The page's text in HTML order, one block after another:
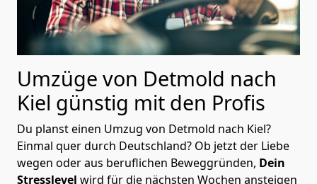
Umzüge von Detmold nach
Kiel günstig mit den Profis
Du planst einen Umzug von Detmold nach Kiel?
Einmal quer durch Deutschland? Ob jetzt der Liebe
wegen oder aus beruflichen Beweggründen, Dein
Stresslevel wird für die nächsten Wochen ansteigen